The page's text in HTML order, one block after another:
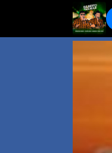
BOIADEIRO ERRANTE